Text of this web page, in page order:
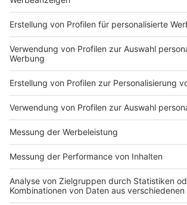
Reform des Kita-Gesetzes soll den
Einführung eines Kita-Sozialindex
Schul-Sozialindex.
Aufbau sogenannter Chancen-Kitas
Ausstattung in sozial
Das geplante dritte beitragsfreie
grundsätzlich Ziel der
wegen der Haushaltslage aber
Finanzierungsvorbehalt.
Mehr Unterstützung für Familien
Vereinbarkeit von Familie und Beruf,